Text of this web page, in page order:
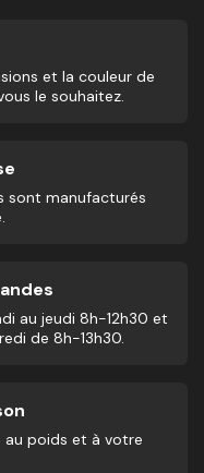
et la couleur de
le souhaitez.
sont manufacturés
au jeudi 8h-12h30 et
de 8h-13h30.
au poids et à votre